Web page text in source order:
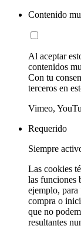
Contenido
Al aceptar
contenidos
Con tu
terceros en
Vimeo,
Requerido
Siempre
Las cookies
las funciones
ejemplo, para
compra o
que no
resultantes